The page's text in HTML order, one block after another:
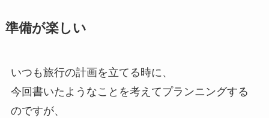
準備が楽しい
いつも旅行の計画を立てる時に、
今回書いたようなことを考えてプランニングする
のですが、